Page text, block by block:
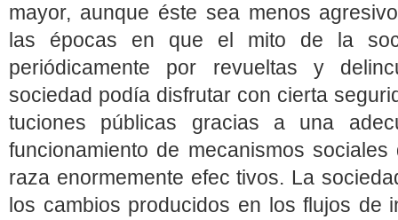
mayor, aunque éste sea menos
las épocas en que el mito de la
periódicamente por revueltas y
sociedad podía disfrutar con cierta
tuciones públicas gracias a una
funcionamiento de mecanismos
raza enormemente efec tivos. La
los cambios producidos en los flujos de